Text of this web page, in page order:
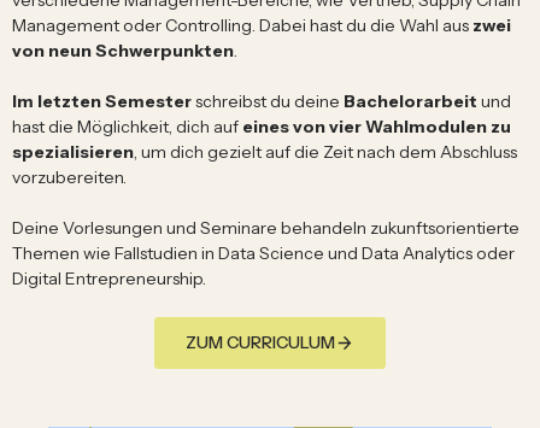
Management oder Controlling. Dabei hast du die Wahl aus zwei
von neun Schwerpunkten.
Im letzten Semesterschreibst du deine Bachelorarbeit und
hast die Möglichkeit, dich auf eines von vier Wahlmodulen zu
spezialisieren, um dich gezielt auf die Zeit nach dem Abschluss
vorzubereiten.
Deine Vorlesungen und Seminare behandeln zukunftsorientierte
Themen wie Fallstudien in Data Science und Data Analytics oder
Digital Entrepreneurship.
ZUM CURRICULUM